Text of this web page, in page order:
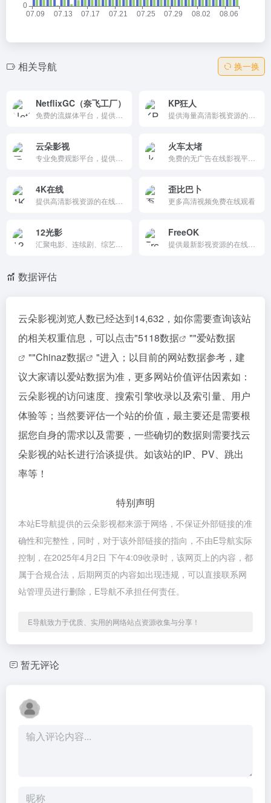
相关导航 换一换
NetflixGC（奈飞工厂） KP狂人
云朵影视 火车太堵
4K在线 歪比巴卜
更多高清视频免费在线观看
12光影 FreeOK
数据评估
云朵影视浏览人数已经达到14,632，如你需要查询该站
的相关权重信息，可以点击"5118数据 ""爱站数据
""Chinaz数据
"进入；以目前的网站数据参考，建
议大家请以爱站数据为准，更多网站价值评估因素如：
云朵影视的访问速度、搜索引擎收录以及索引量、用户
体验等；当然要评估一个站的价值，最主要还是需要根
据您自身的需求以及需要，一些确切的数据则需要找云
朵影视的站长进行洽谈提供。如该站的IP、PV、跳出
率等！
特别声明
本站E导航提供的云朵影视都来源于网络，不保证外部链接的准
确性和完整性，同时，对于该外部链接的指向，不由E导航实际
控制，在2025年4月2日 下午4:09收录时，该网页上的内容，都
属于合规合法，后期网页的内容如出现违规，可以直接联系网
站管理员进行删除，E导航不承担任何责任。
E导航致力于优质、实用的网络站点资源收集与分享！
暂无评论